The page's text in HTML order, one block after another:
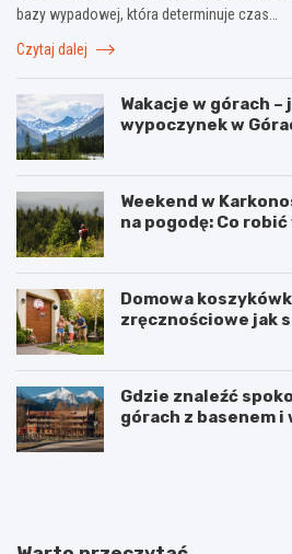
bazy wypadowej, która determinuje czas…
Czytaj dalej
Wakacje w górach
wypoczynek w
Weekend w
na pogodę: Co
Domowa
zręcznościowe jak
Gdzie znaleźć
górach z basenem i
W
K